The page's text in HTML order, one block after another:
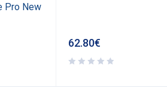
Pro New
62.80€